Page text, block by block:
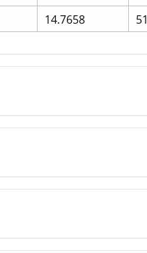
14.7658